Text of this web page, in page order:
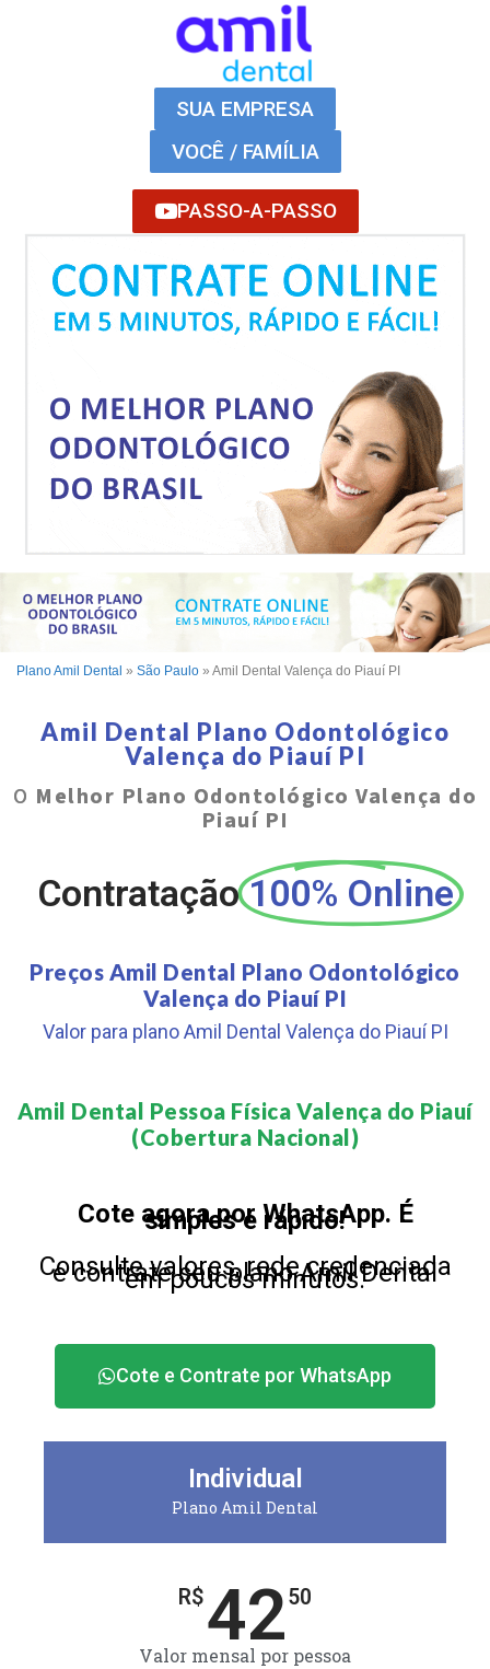
SUA EMPRESA
VOCÊ / FAMÍLIA
PASSO-A-PASSO
Plano Amil Dental » São Paulo » Amil Dental Valença do Piauí PI
Amil Dental Plano Odontológico
Valença do Piauí PI
O Melhor Plano Odontológico Valença do
Piauí PI
Contratação 100% Online
Preços Amil Dental Plano Odontológico
Valença do Piauí PI
Valor para plano Amil Dental Valença do Piauí PI
Amil Dental Pessoa Física Valença do Piauí
(Cobertura Nacional)​
Cote agora por WhatsApp. É
simples e rápido!
Consulte valores, rede credenciada
e contrate seu plano Amil Dental
em poucos minutos.
Cote e Contrate por WhatsApp
Individual
Plano Amil Dental
R$4250
Valor mensal por pessoa